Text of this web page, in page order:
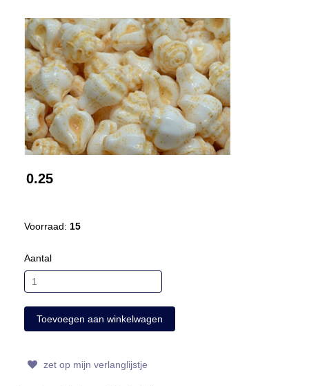
0.25
Voorraad: 15
Aantal
zet op mijn verlanglijstje